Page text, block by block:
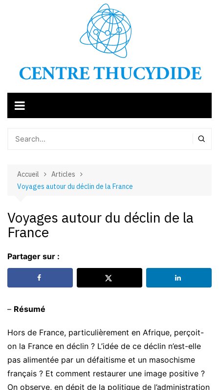
Accueil
Articles
Voyages autour du déclin de la France
Voyages autour du déclin de la
France
Partager sur :
– Résumé
Hors de France, particulièrement en Afrique, perçoit-
on la France en déclin ? L’idée de ce déclin n’est-elle
pas alimentée par un défaitisme et un masochisme
français ? Et comment restaurer une image positive ?
On observe, en dépit de la politique de l’administration